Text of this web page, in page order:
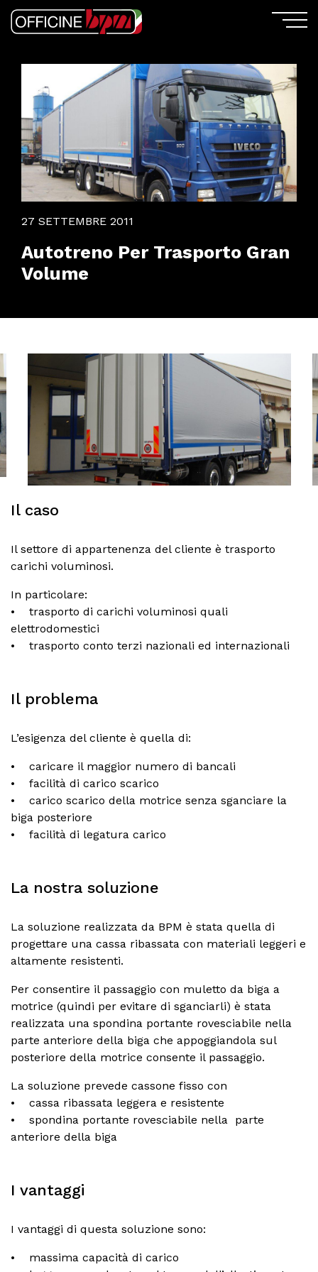
27 SETTEMBRE 2011
Autotreno Per Trasporto Gran
Volume
Il caso
Il settore di appartenenza del cliente è trasporto
carichi voluminosi.
In particolare:
• trasporto di carichi voluminosi quali
elettrodomestici
• trasporto conto terzi nazionali ed internazionali
Il problema
L’esigenza del cliente è quella di:
• caricare il maggior numero di bancali
• facilità di carico scarico
• carico scarico della motrice senza sganciare la
biga posteriore
• facilità di legatura carico
La nostra soluzione
La soluzione realizzata da BPM è stata quella di
progettare una cassa ribassata con materiali leggeri e
altamente resistenti.
Per consentire il passaggio con muletto da biga a
motrice (quindi per evitare di sganciarli) è stata
realizzata una spondina portante rovesciabile nella
parte anteriore della biga che appoggiandola sul
posteriore della motrice consente il passaggio.
La soluzione prevede cassone fisso con
• cassa ribassata leggera e resistente
• spondina portante rovesciabile nella parte
anteriore della biga
I vantaggi
I vantaggi di questa soluzione sono:
• massima capacità di carico